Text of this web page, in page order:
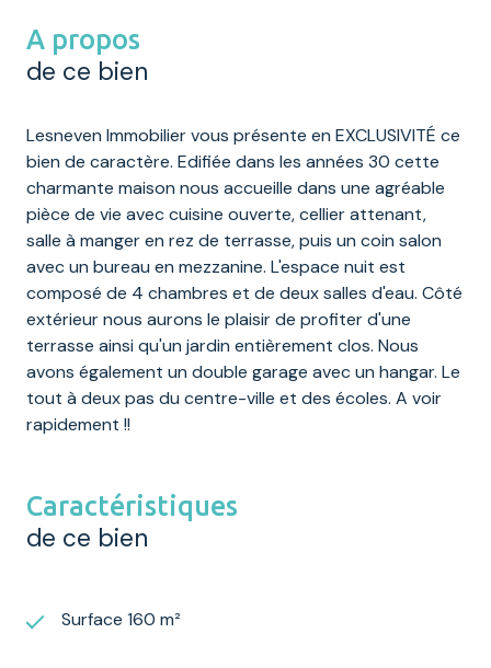
A propos
de ce bien
Lesneven Immobilier vous présente en EXCLUSIVITÉ ce
bien de caractère. Edifiée dans les années 30 cette
charmante maison nous accueille dans une agréable
pièce de vie avec cuisine ouverte,cellierattenant,
salle à manger en rez de terrasse, puis un coin salon
avec un bureau en mezzanine. L'espace nuit est
composé de 4 chambres et de deux salles d'eau. Côté
extérieur nous aurons le plaisir de profiter d'une
terrasse ainsi qu'un jardin entièrement clos. Nous
avons également un double garage avec un hangar. Le
tout à deux pas du centre-ville et des écoles. A voir
rapidement !!
Caractéristiques
de ce bien
Surface 160 m²